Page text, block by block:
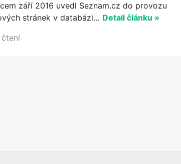
září 2016 uvedl Seznam.cz do provozu
stránek v databázi… Detail článku »